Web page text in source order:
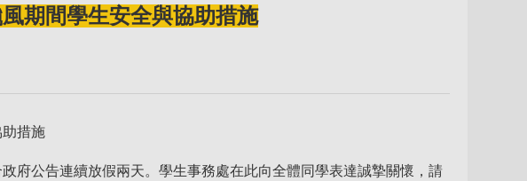
期間學生安全與協助措施
助措施
府公告連續放假兩天。學生事務處在此向全體同學表達誠摯關懷，請